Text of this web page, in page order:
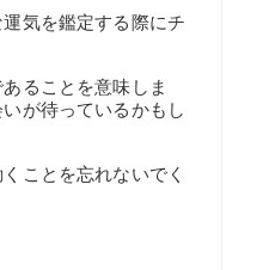
気を鑑定する際にチ
あることを意味しま
が待っているかもし
ことを忘れないでく